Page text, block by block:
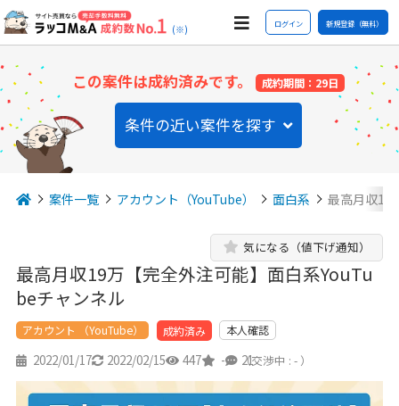
(※) ログイン 新規登録（無料）
この案件は成約済みです。 成約期間：29日
条件の近い案件を探す
案件一覧 アカウント（YouTube） 面白系 最高月収19
最高月収19万【完全外注可能】面白系YouTu
beチャンネル
気になる（値下げ通知）
アカウント （YouTube） 成約済み 本人確認
2022/01/17 2022/02/15 447 - 21
（交渉中 : - ）